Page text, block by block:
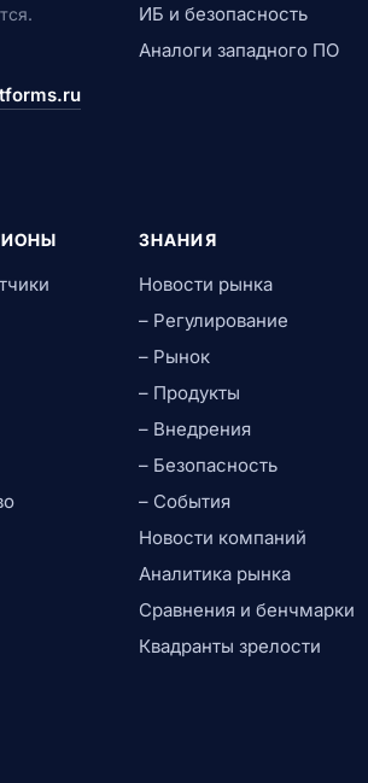
ИБ и безопасность
Аналоги западного ПО
ЗНАНИЯ
Новости рынка
– Регулирование
– Рынок
– Продукты
– Внедрения
– Безопасность
– События
Новости компаний
Аналитика рынка
Сравнения и бенчмарки
Квадранты зрелости